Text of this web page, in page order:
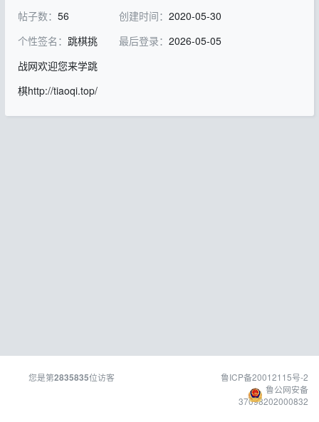
帖子数： 56
个性签名： 跳棋挑
战网欢迎您来学跳
棋http://tiaoqi.top/
创建时间：2020-05-30
最后登录：2026-05-05
您是第2835835位访客
鲁ICP备20012115号-2
鲁公网安备
37098202000832